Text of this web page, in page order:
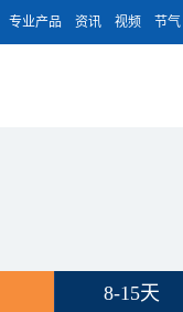
专业产品 资讯 视频 节气
8-15天